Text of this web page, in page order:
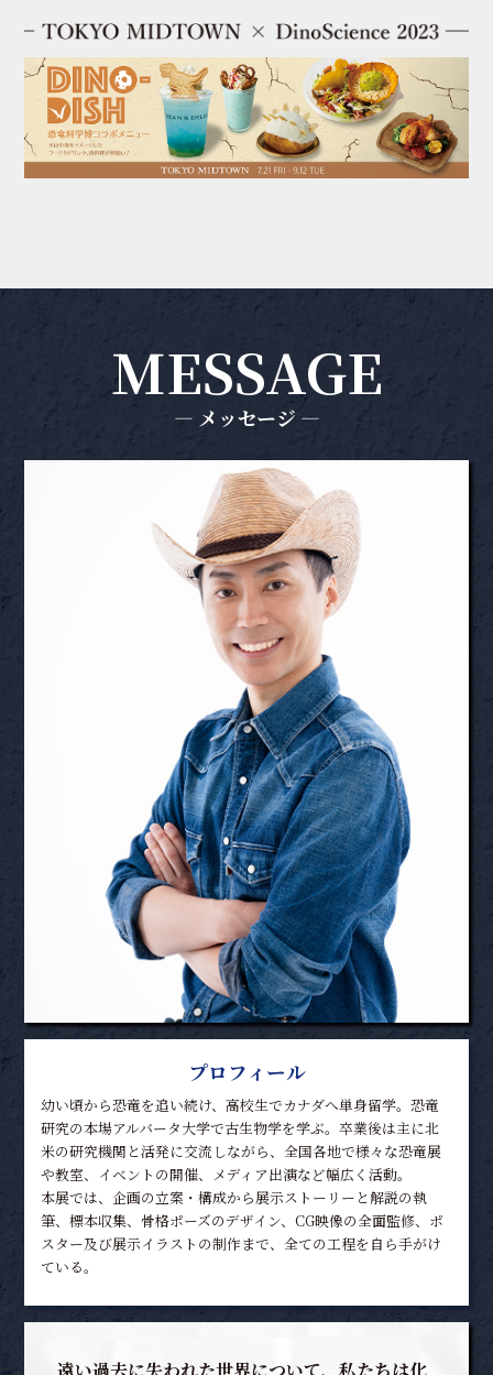
MESSAGE
― メッセージ ―
プロフィール
幼い頃から恐竜を追い続け、高校生でカナダへ単身留学。恐竜
研究の本場アルバータ大学で古生物学を学ぶ。卒業後は主に北
米の研究機関と活発に交流しながら、全国各地で様々な恐竜展
や教室、イベントの開催、メディア出演など幅広く活動。
本展では、企画の立案・構成から展示ストーリーと解説の執
筆、標本収集、骨格ポーズのデザイン、CG映像の全面監修、ポ
スター及び展示イラストの制作まで、全ての工程を自ら手がけ
ている。